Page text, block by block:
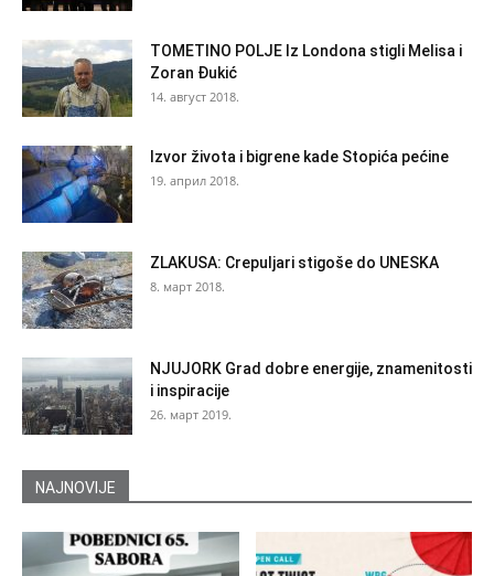
TOMETINO POLJE Iz Londona stigli Melisa i
Zoran Đukić
14. август 2018.
Izvor života i bigrene kade Stopića pećine
19. април 2018.
ZLAKUSA: Crepuljari stigoše do UNESKA
8. март 2018.
NJUJORK Grad dobre energije, znamenitosti
i inspiracije
26. март 2019.
NAJNOVIJE